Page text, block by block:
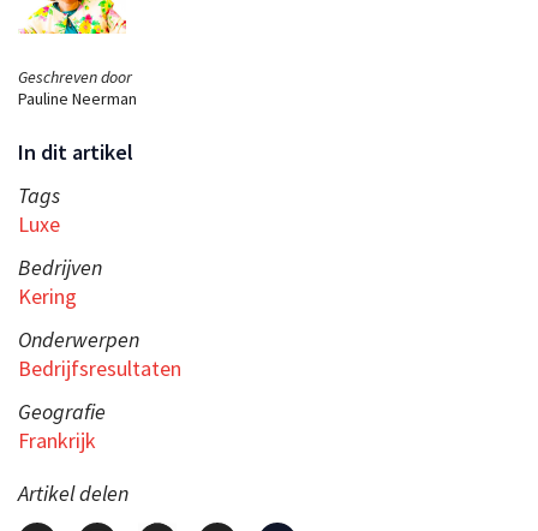
Geschreven door
Pauline Neerman
In dit artikel
Tags
Luxe
Bedrijven
Kering
Onderwerpen
Bedrijfsresultaten
Geografie
Frankrijk
Artikel delen